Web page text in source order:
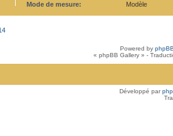
Mode de mesure: Modèle
Powered by
« phpBB Gallery » -
Développé par